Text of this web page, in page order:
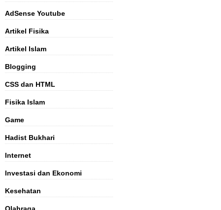
AdSense Youtube
Artikel Fisika
Artikel Islam
Blogging
CSS dan HTML
Fisika Islam
Game
Hadist Bukhari
Internet
Investasi dan Ekonomi
Kesehatan
Olahraga